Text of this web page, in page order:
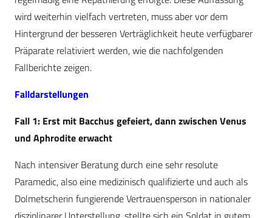
wird weiterhin vielfach vertreten, muss aber vor dem
Hintergrund der besseren Verträglichkeit heute verfügbarer
Präparate relativiert werden, wie die nachfolgenden
Fallberichte zeigen.
Falldarstellungen
Fall 1: Erst mit Bacchus gefeiert, dann zwischen Venus
und Aphrodite erwacht
Nach intensiver Beratung durch eine sehr resolute
Paramedic, also eine medizinisch qualifizierte und auch als
Dolmetscherin fungierende Vertrauensperson in nationaler